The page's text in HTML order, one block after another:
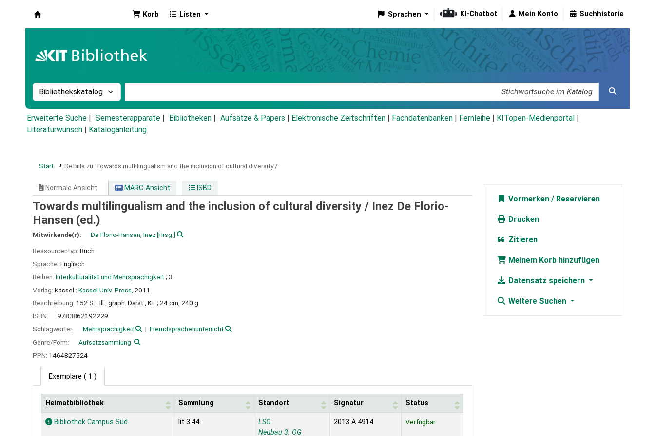
Korb Listen Sprachen KI-Chatbot Mein Konto Suchhistorie
Suche im Katalog nach:
Erweiterte Suche Semesterapparate Bibliotheken Aufsätze & Papers Elektronische Zeitschriften Fachdatenbanken Fernleihe KITopen-Medienportal
Literaturwunsch
Kataloganleitung
Start Details zu: Towards multilingualism and the inclusion of cultural diversity /
Normale Ansicht MARC-Ansicht ISBD
Towards multilingualism and the inclusion of cultural diversity / Inez De Florio-
Hansen (ed.)
Mitwirkende(r): De Florio-Hansen, Inez [Hrsg.]
Ressourcentyp: Buch
Sprache: Englisch
Reihen: Interkulturalität und Mehrsprachigkeit; 3
Verlag: Kassel : Kassel Univ. Press, 2011
Beschreibung: 152 S. : Ill., graph. Darst., Kt. ; 24 cm, 240 g
ISBN:
9783862192229
Schlagwörter:
Mehrsprachigkeit
Fremdsprachenunterricht
Genre/Form:
Aufsatzsammlung
PPN: 1464827524
Exemplare ( 1 )
Exemplare
Heimatbibliothek Sammlung Standort Signatur Status
Bibliothek Campus Süd lit 3.44
LSG
Neubau 3. OG
2013 A 4914 Verfügbar
Vormerken
Drucken
Zitieren
Meinem Korb hinzufügen
Datensatz speichern
Weitere Suchen